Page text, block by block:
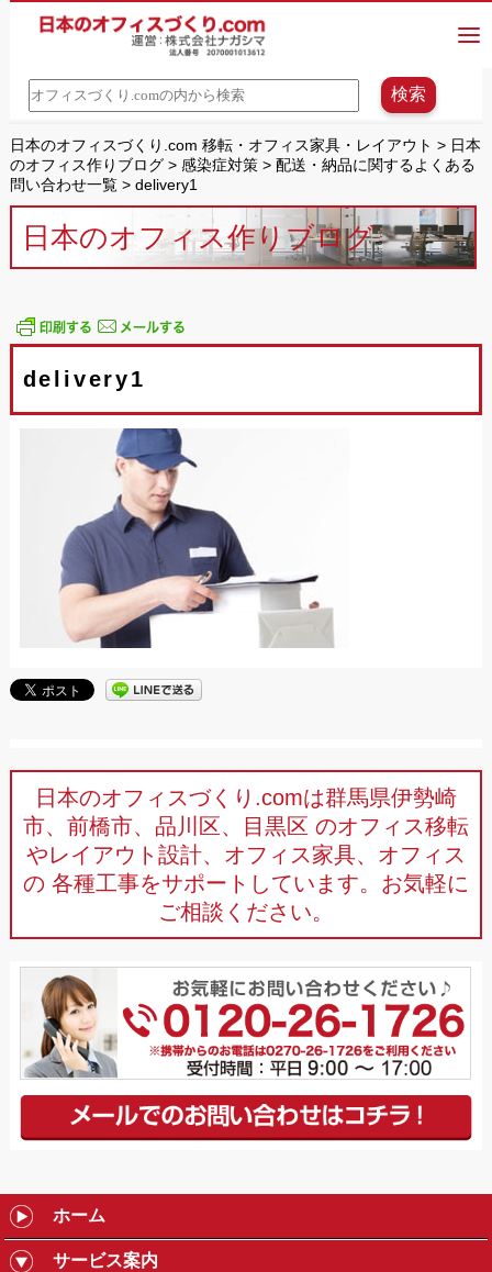
日本のオフィスづくり.com 移転・オフィス家具・レイアウト > 日本
のオフィス作りブログ> 感染症対策> 配送・納品に関するよくある
問い合わせ一覧> delivery1
日本のオフィス作りブログ
delivery1
日本のオフィスづくり.comは群馬県伊勢崎
市、前橋市、品川区、目黒区 のオフィス移転
やレイアウト設計、オフィス家具、オフィス
の 各種工事をサポートしています。お気軽に
ご相談ください。
ホーム
サービス案内